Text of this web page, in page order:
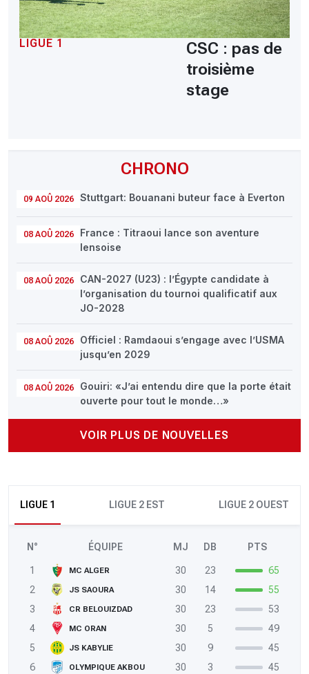
CHRONO
09 AOÛ 2026 Stuttgart: Bouanani buteur face à Everton
08 AOÛ 2026
France : Titraoui lance son aventure
lensoise
08 AOÛ 2026
CAN-2027 (U23) : l’Égypte candidate à
l’organisation du tournoi qualificatif aux
JO-2028
08 AOÛ 2026
Officiel : Ramdaoui s’engage avec l’USMA
jusqu’en 2029
08 AOÛ 2026
Gouiri: «J’ai entendu dire que la porte était
ouverte pour tout le monde…»
VOIR PLUS DE NOUVELLES
LIGUE 1 LIGUE 2 EST LIGUE 2 OUEST
N° ÉQUIPE MJ DB PTS
1 MC ALGER 30 23
65
2
JS SAOURA 30 14
55
3
CR BELOUIZDAD 30 23
53
4
MC ORAN 30 5
49
5
JS KABYLIE 30 9
45
6
OLYMPIQUE AKBOU 30 3
45
LIGUE 1
CSC : pas de
troisième
stage